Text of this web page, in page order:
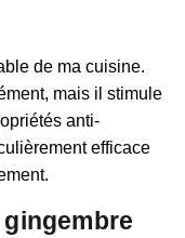
de ma cuisine.
mais il stimule
anti-
efficace